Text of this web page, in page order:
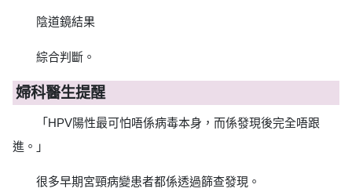
陰道鏡結果
綜合判斷。
婦科醫生提醒
「HPV陽性最可怕唔係病毒本身，而係發現後完全唔跟
進。」
很多早期宮頸病變患者都係透過篩查發現。